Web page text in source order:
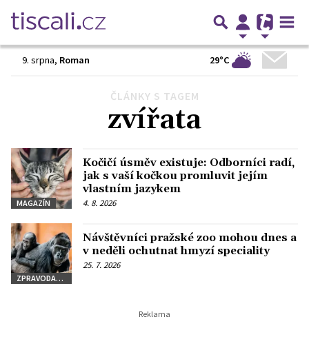
9. srpna, Roman 29°C
ČLÁNKY S TAGEM
zvířata
MAGAZÍN
Kočičí úsměv existuje: Odborníci radí,
jak s vaší kočkou promluvit jejím
vlastním jazykem
4. 8. 2026
ZPRAVODAJSTVÍ
Návštěvníci pražské zoo mohou dnes a
v neděli ochutnat hmyzí speciality
25. 7. 2026
… 11 Další